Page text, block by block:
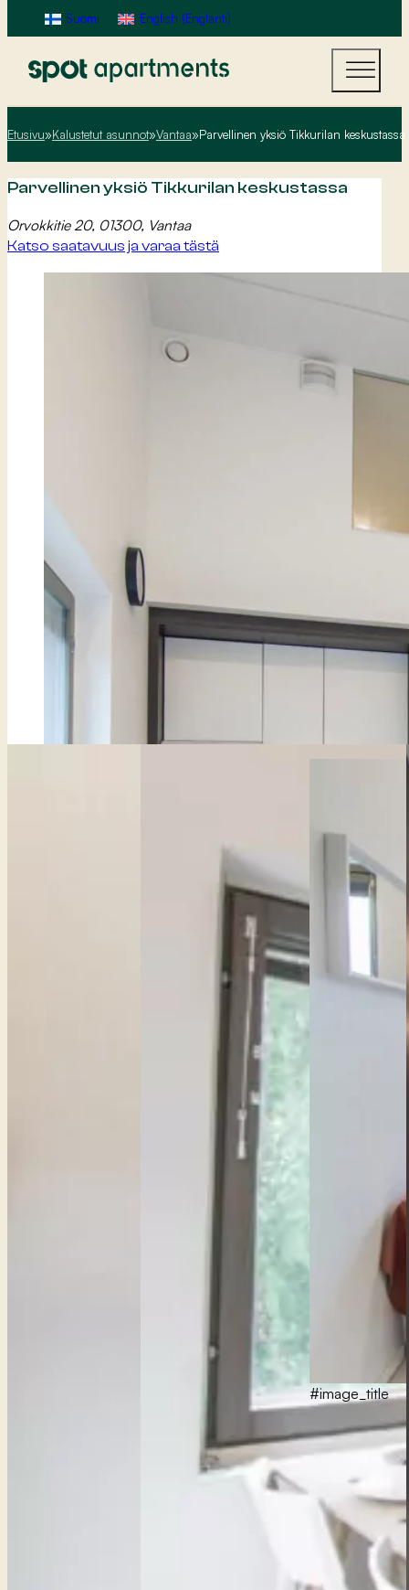
Suomi English (Englanti)
Etusivu»Kalustetut asunnot»Vantaa»Parvellinen yksiö Tikkurilan keskustassa
Parvellinen yksiö Tikkurilan keskustassa
Orvokkitie 20, 01300, Vantaa
Katso saatavuus ja varaa tästä
#image_title